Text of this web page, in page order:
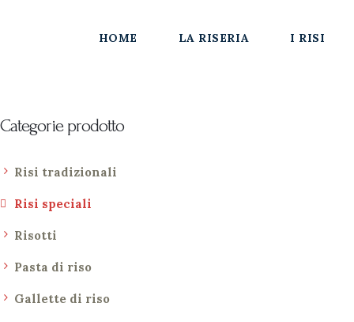
HOME LA RISERIA I RISI
Categorie prodotto
Risi tradizionali
Risi speciali
Risotti
Pasta di riso
Gallette di riso